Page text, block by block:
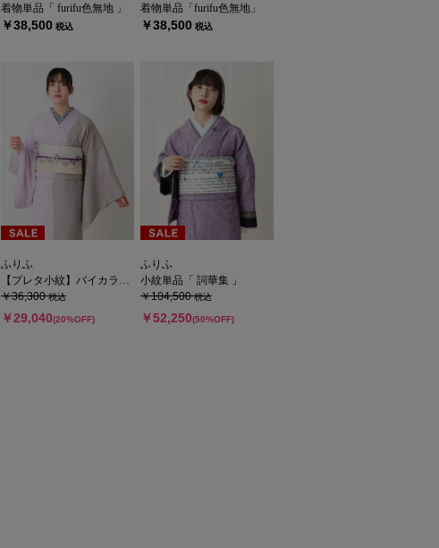
着物単品「 furifu色無地 」
￥38,500 税込
着物単品「furifu色無地」
￥38,500 税込
ふりふ
【プレタ小紋】バイカラー 単衣
￥36,300 税込
￥29,040(20%OFF)
ふりふ
小紋単品「 詞華集 」
￥104,500 税込
￥52,250(50%OFF)